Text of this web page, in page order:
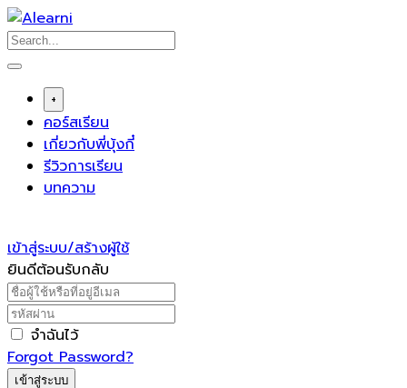
Skip
to
content
+
คอร์สเรียน
เกี่ยวกับพี่บุ้งกี๋
รีวิวการเรียน
บทความ
เข้าสู่ระบบ/สร้างผู้ใช้
ยินดีต้อนรับกลับ
จำฉันไว้
Forgot Password?
เข้าสู่ระบบ